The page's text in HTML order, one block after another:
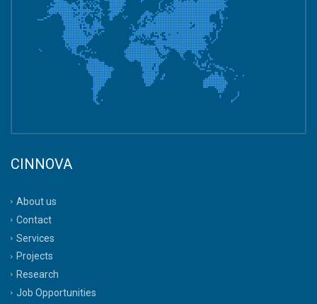
CINNOVA
About us
Contact
Services
Projects
Research
Job Opportunities